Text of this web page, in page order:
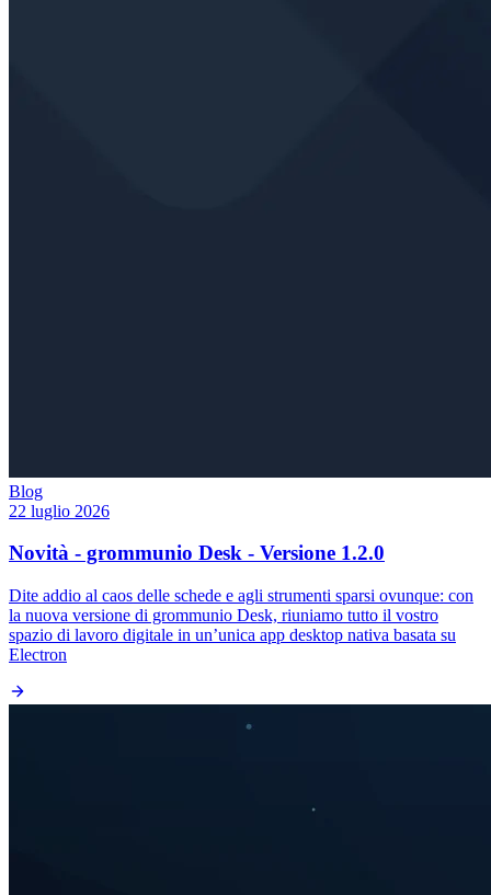
Blog
22 luglio 2026
Novità - grommunio Desk - Versione 1.2.0
Dite addio al caos delle schede e agli strumenti sparsi ovunque: con
la nuova versione di grommunio Desk, riuniamo tutto il vostro
spazio di lavoro digitale in un’unica app desktop nativa basata su
Electron